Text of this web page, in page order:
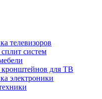
телевизоров
систем
для ТВ
электроники